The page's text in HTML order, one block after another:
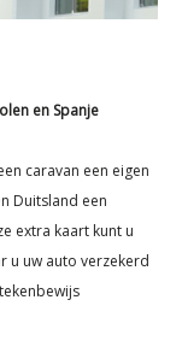
en Spanje
caravan een eigen
Duitsland een
extra kaart kunt u
u uw auto verzekerd